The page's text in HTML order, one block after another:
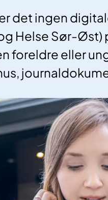
det ingen
Helse Sør-Øst)
foreldre eller